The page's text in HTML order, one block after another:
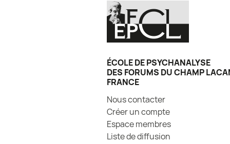
ÉCOLE DE PSYCHANALYSE
DES FORUMS DU CHAMP
FRANCE
Nous contacter
Créer un compte
Espace membres
Liste de diffusion